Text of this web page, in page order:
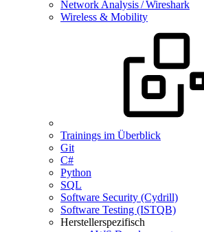
Network Analysis / Wireshark
Wireless & Mobility
Trainings im Überblick
Git
C#
Python
SQL
Software Security (Cydrill)
Software Testing (ISTQB)
Herstellerspezifisch